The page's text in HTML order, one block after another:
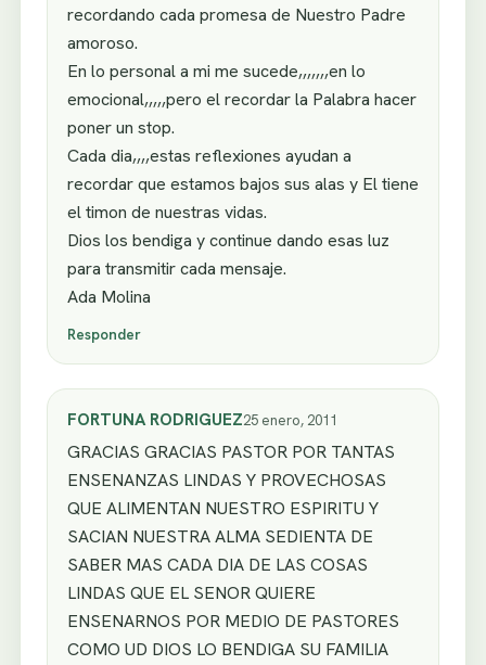
recordando cada promesa de Nuestro Padre
amoroso.
En lo personal a mi me sucede,,,,,,,en lo
emocional,,,,,pero el recordar la Palabra hacer
poner un stop.
Cada dia,,,,estas reflexiones ayudan a
recordar que estamos bajos sus alas y El tiene
el timon de nuestras vidas.
Dios los bendiga y continue dando esas luz
para transmitir cada mensaje.
Ada Molina
Responder
FORTUNA RODRIGUEZ25 enero, 2011
GRACIAS GRACIAS PASTOR POR TANTAS
ENSENANZAS LINDAS Y PROVECHOSAS
QUE ALIMENTAN NUESTRO ESPIRITU Y
SACIAN NUESTRA ALMA SEDIENTA DE
SABER MAS CADA DIA DE LAS COSAS
LINDAS QUE EL SENOR QUIERE
ENSENARNOS POR MEDIO DE PASTORES
COMO UD DIOS LO BENDIGA SU FAMILIA